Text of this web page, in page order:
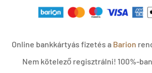
Online bankkártyás fizetés a Barion
Nem kötelező regisztrálni! 100%-ban